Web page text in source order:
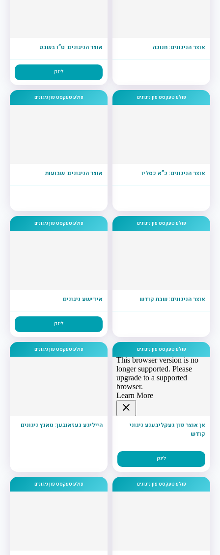
אוצר הניגונים: חנוכה אוצר הניגונים: ט”ו בשבט
לינק
פולע טעקסט פון ניגונים
אוצר הניגונים: כ”א כסליו
פולע טעקסט פון ניגונים
אוצר הניגונים: שבועות
פולע טעקסט פון ניגונים
אוצר הניגונים: שבת קודש
פולע טעקסט פון ניגונים
אידישע ניגונים
לינק
פולע טעקסט פון ניגונים
אן אוצר פון געקליבענע ניגוני
קודש
לינק
פולע טעקסט פון ניגונים
הייליגע געזאנגען: טאנץ ניגונים
פולע טעקסט פון ניגונים פולע טעקסט פון ניגונים